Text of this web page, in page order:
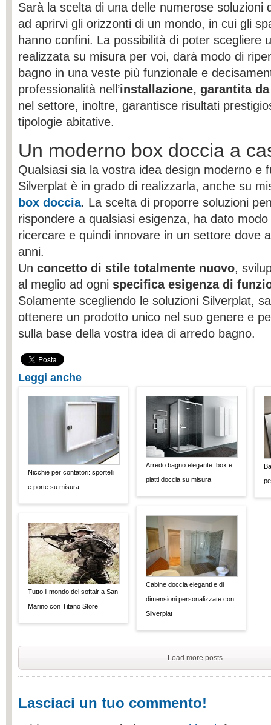
Sarà la scelta di una delle numerose soluzioni
ad aprirvi gli orizzonti di un mondo, in cui gli
hanno confini. La possibilità di poter scegliere
realizzata su misura per voi, darà modo di
bagno in una veste più funzionale e
professionalità nell’installazione, garantita
nel settore, inoltre, garantisce risultati
tipologie abitative.
Un moderno box doccia a
Qualsiasi sia la vostra idea design moderno e
Silverplat è in grado di realizzarla, anche su
box doccia. La scelta di proporre soluzioni
rispondere a qualsiasi esigenza, ha dato
ricercare e quindi innovare in un settore dove
anni.
Un concetto di stile totalmente nuovo,
al meglio ad ogni specifica esigenza di
Solamente scegliendo le soluzioni Silverplat,
ottenere un prodotto unico nel suo genere e
sulla base della vostra idea di arredo bagno.
Leggi anche
Nicchie per contatori: sportelli
e porte su misura
Tutto il mondo del softair a San
Marino con Titano Store
Arredo bagno elegante: box e
piatti doccia su misura
Cabine doccia eleganti e di
dimensioni personalizzate con
Silverplat
Load more posts
Lasciaci un tuo commento!